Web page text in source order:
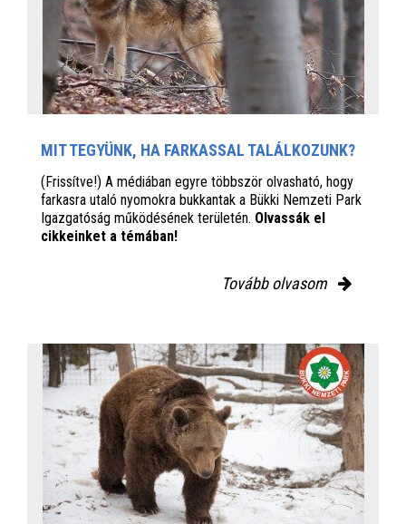
MIT TEGYÜNK, HA FARKASSAL TALÁLKOZUNK?
(Frissítve!) A médiában egyre többször olvasható, hogy
farkasra utaló nyomokra bukkantak a Bükki Nemzeti Park
Igazgatóság működésének területén. Olvassák el
cikkeinket a témában!
Tovább olvasom